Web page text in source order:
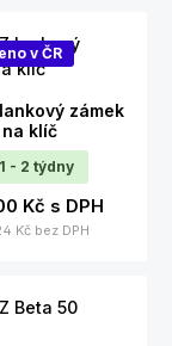
v ČR
zámek
na klíč
1 - 2 týdny
Kč s DPH
Kč bez DPH